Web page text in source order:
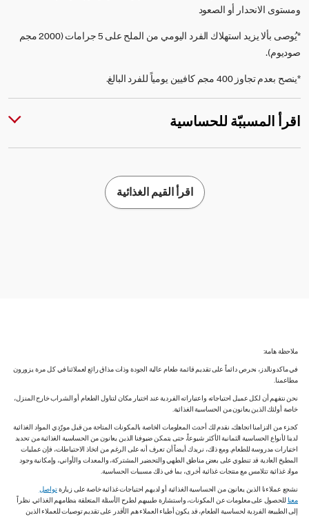
ومستوى الانحدار أو الصعود
*يُوصى بألا يزيد استهلاك الفرد اليومي من الملح على 5 جرامات (2000 مجم
صوديوم).
*ينصح بعدم تجاوز 400 مجم كافيين يومياً للفرد البالغ.
اقرأ المسببّة للحساسية
اقرأ القيم الغذائية
ملاحظة هامة:
في ماكدونالدز، نحرص دائماً على تقديم قائمة طعام عالية الجودة وذات مذاق رائع لعملائنا في كل مرة يزورون
مطاعمنا.
نحن نتفهم أن لكل عميل احتياجاته واعتباراته الفردية عند اختيار مكان لتناول الطعام أو الشراب خارج المنزل،
خاصة أولئك الذين يعانون من الحساسية الغذائية.
كجزء من التزامنا اتجاهك، نقدم لك أحدث المعلومات الخاصة بالمكونات المتاحة من قبل مورّدي المواد الغذائية
لدينا لأنواع الحساسية الثمانية الأكثر شيوعاً، حتى يتمكن ضيوفنا الذين يعانون من الحساسية الغذائية من تحديد
اختيارات مدروسة للطعام. ومع ذلك، نريدك أيضاً أن تعرف أنه على الرغم من اتخاذ الاحتياطات، فإن عمليات
المطبخ العادية قد تنطوي على بعض مناطق الطهي والتحضير المشتركة، والمعدات والأواني، وإمكانية وجود
مواد غذائية تتلامس مع منتجات غذائية أخرى، بما في ذلك مسببات الحساسية.
نشجع عملاءنا الذين يعانون من الحساسية الغذائية أو لديهم احتياجات غذائية خاصة على زيارةتواصل
معنا للحصول على معلومات عن المكونات، واستشارة طبيبهم لطرح الأسئلة المتعلقة بنظامهم الغذائي. نظراً
إلى الطبيعة الفردية لحساسية الطعام، قد يكون أطباء العملاء هم الأقدر على تقديم توصيات للعملاء الذين